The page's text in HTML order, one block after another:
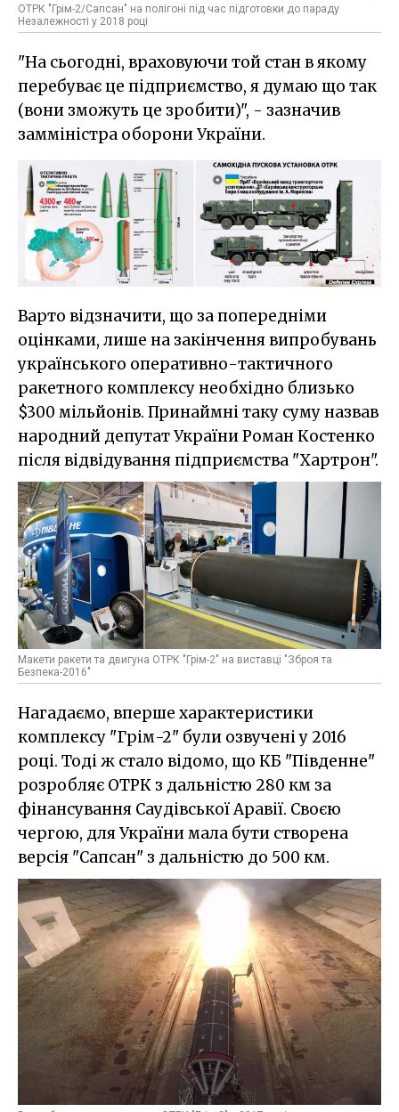
ОТРК "Грім-2/Сапсан" на полігоні під час підготовки до параду
Незалежності у 2018 році
"На сьогодні, враховуючи той стан в якому
перебуває це підприємство, я думаю що так
(вони зможуть це зробити)", - зазначив
замміністра оборони України.
Варто відзначити, що за попередніми
оцінками, лише на закінчення випробувань
українського оперативно-тактичного
ракетного комплексу необхідно близько
$300 мільйонів. Принаймні таку суму назвав
народний депутат України Роман Костенко
після відвідування підприємства "Хартрон".
Макети ракети та двигуна ОТРК "Грім-2" на виставці "Зброя та
Безпека-2016"
Нагадаємо, вперше характеристики
комплексу "Грім-2" були озвучені у 2016
році. Тоді ж стало відомо, що КБ "Південне"
розробляє ОТРК з дальністю 280 км за
фінансування Саудівської Аравії. Своєю
чергою, для України мала бути створена
версія "Сапсан" з дальністю до 500 км.